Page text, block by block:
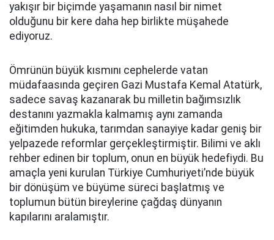
yakışır bir biçimde yaşamanın nasıl bir nimet
olduğunu bir kere daha hep birlikte müşahede
ediyoruz.
Ömrünün büyük kısmını cephelerde vatan
müdafaasında geçiren Gazi Mustafa Kemal Atatürk,
sadece savaş kazanarak bu milletin bağımsızlık
destanını yazmakla kalmamış aynı zamanda
eğitimden hukuka, tarımdan sanayiye kadar geniş bir
yelpazede reformlar gerçekleştirmiştir. Bilimi ve aklı
rehber edinen bir toplum, onun en büyük hedefiydi. Bu
amaçla yeni kurulan Türkiye Cumhuriyeti’nde büyük
bir dönüşüm ve büyüme süreci başlatmış ve
toplumun bütün bireylerine çağdaş dünyanın
kapılarını aralamıştır.